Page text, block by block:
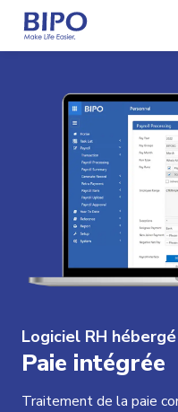
Logiciel RH
Paie intégrée
Traitement de la paie